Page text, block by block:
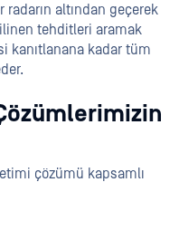
altından geçerek
tehditleri aramak
kanıtlanana kadar tüm
çözümü kapsamlı